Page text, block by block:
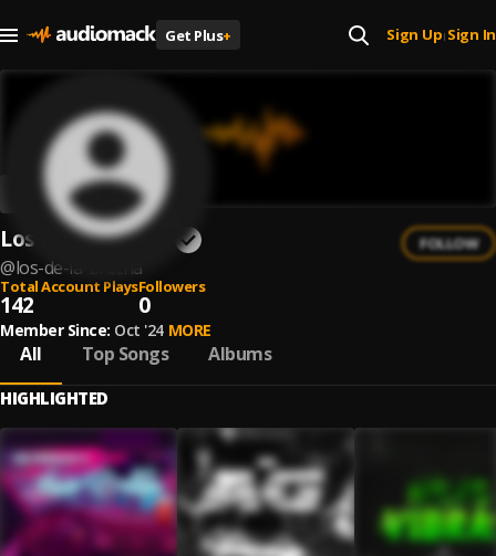
Get Plus+ Sign Up| Sign In
Los De La Brecha
@los-de-la-brecha
FOLLOW
Total Account Plays
142
Followers
0
Member Since: Oct '24 MORE
All Top Songs Albums
HIGHLIGHTED